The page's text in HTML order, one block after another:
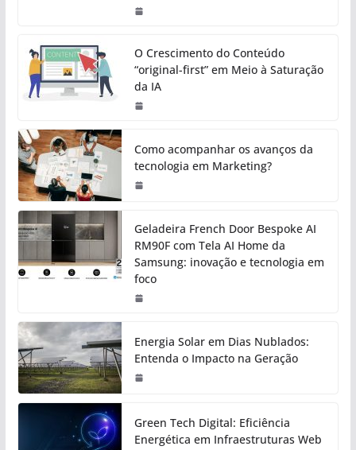
O Crescimento do Conteúdo
“original-first” em Meio à Saturação
da IA
Como acompanhar os avanços da
tecnologia em Marketing?
Geladeira French Door Bespoke AI
RM90F com Tela AI Home da
Samsung: inovação e tecnologia em
foco
Energia Solar em Dias Nublados:
Entenda o Impacto na Geração
Green Tech Digital: Eficiência
Energética em Infraestruturas Web